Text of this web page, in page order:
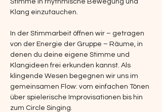
Stimme in rhythmische Bewegung und
Klang einzutauchen.
In der Stimmarbeit öffnen wir – getragen
von der Energie der Gruppe – Räume, in
denen du deine eigene Stimme und
Klangideen frei erkunden kannst. Als
klingende Wesen begegnen wir uns im
gemeinsamen Flow: vom einfachen Tönen
über spielerische Improvisationen bis hin
zum Circle Singing.